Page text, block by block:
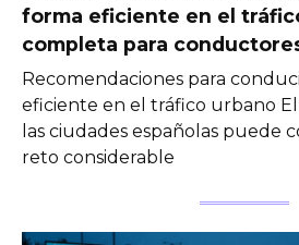
forma eficiente en el
completa para
Recomendaciones para
eficiente en el tráfico urbano
las ciudades españolas puede
reto considerable